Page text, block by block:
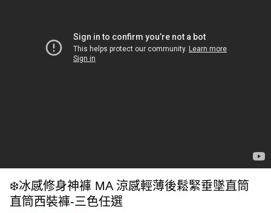
❄️冰感修身神褲 MA 涼感輕薄後鬆緊垂墜直筒
直筒西裝褲-三色任選